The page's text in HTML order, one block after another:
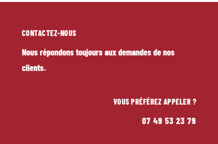
CONTACTEZ-NOUS
Nous répondons toujours aux demandes de nos
clients.
VOUS PRÉFÉREZ APPELER ?
07 49 53 23 79